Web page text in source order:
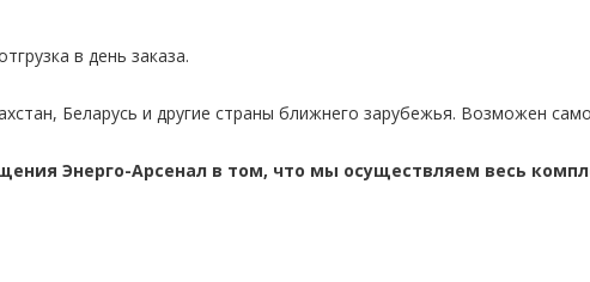
в день заказа.
Беларусь и другие страны ближнего зарубежья. Возможен
Энерго-Арсенал в том, что мы осуществляем весь